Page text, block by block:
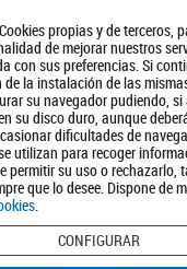
propias y de terceros,
de mejorar nuestros
con sus preferencias. Si
la instalación de las
su navegador pudiendo, si
su disco duro, aunque
dificultades de
utilizan para recoger
permitir su uso o rechazarlo,
que lo desee. Dispone de
.
CONFIGURAR
somos Turismo Política de